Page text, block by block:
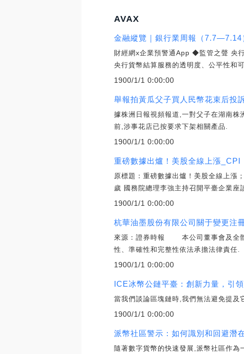
AVAX
金融縱覽｜銀行業周報（7.7—7.14
財經網x企業預警通App ◆監管之聲 央
央行貨幣結算服務的透明度、公平性和
1900/1/1 0:00:00
舉報拍黃瓜父子買人民幣花束后投
據株洲日報視頻報道,一對父子在湖南株
前,涉事花店已按要求下架相關產品.
1900/1/1 0:00:00
重磅數據出爐！美股全線上漲_CPI
原標題：重磅數據出爐！美股全線上漲
歲 國務院總理李強主持召開平臺企業座
1900/1/1 0:00:00
杭華油墨股份有限公司關于變更注
來源：證券時報 本公司董事會及全體
性、準確性和完整性依法承擔法律責任.
1900/1/1 0:00:00
ICE冰幣公鏈平臺：創新力量，引
當我們談論區塊鏈時,我們無法避免提及
1900/1/1 0:00:00
派幣社區警示：如何識別和回避潛
隨著數字貨幣的快速發展,派幣社區作